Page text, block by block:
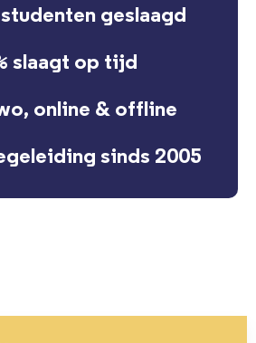
geslaagd
slaagt op tijd
online & offline
sinds 2005